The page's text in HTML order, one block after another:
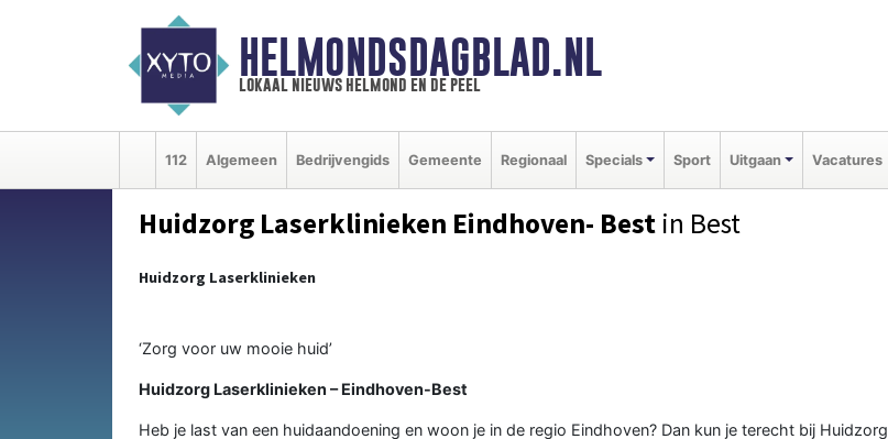
HELMONDSDAGBLAD.NL
lokaal nieuws helmond en de peel
112 Algemeen Bedrijvengids Gemeente Regionaal Specials Sport Uitgaan Vacatures
Huidzorg Laserklinieken Eindhoven- Best in Best
Huidzorg Laserklinieken
‘Zorg voor uw mooie huid’
Huidzorg Laserklinieken – Eindhoven-Best
Heb je last van een huidaandoening en woon je in de regio Eindhoven? Dan kun je terecht bij Huidzorg